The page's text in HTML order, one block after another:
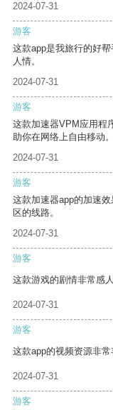
2024-07-31
游客
这款app是我旅行的好
人情。
2024-07-31
游客
这款加速器VPM应用程
助你在网络上自由移动。
2024-07-31
游客
这款加速器app的加速
区的线路。
2024-07-31
游客
这款游戏的剧情非常感
2024-07-31
游客
这款app的视频资源非常
2024-07-31
游客